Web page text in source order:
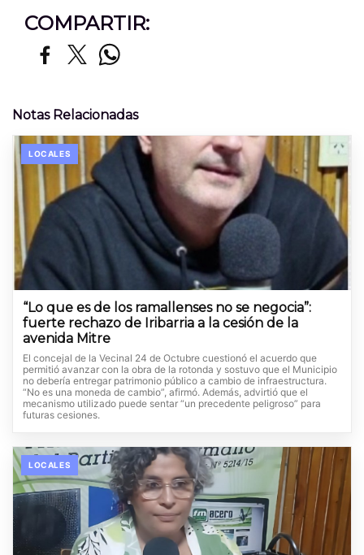
COMPARTIR:
Notas Relacionadas
LOCALES
“Lo que es de los ramallenses no se negocia”:
fuerte rechazo de Iribarria a la cesión de la
avenida Mitre
El concejal de la Vecinal 24 de Octubre cuestionó el acuerdo que
permitió avanzar con la obra de la rotonda y sostuvo que el Municipio
no debería entregar patrimonio público a cambio de infraestructura.
“No es una moneda de cambio”, afirmó. Además, advirtió que el
mecanismo utilizado puede sentar “un precedente peligroso” para
futuras cesiones.
LOCALES